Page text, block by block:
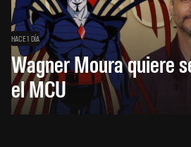
HACE 1 DÍA
Wagner Moura quiere
el MCU